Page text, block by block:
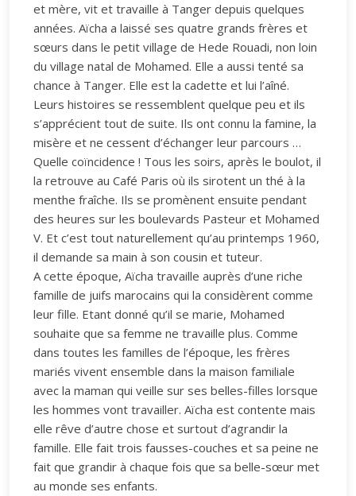
et mère, vit et travaille à Tanger depuis quelques
années. Aïcha a laissé ses quatre grands frères et
sœurs dans le petit village de Hede Rouadi, non loin
du village natal de Mohamed. Elle a aussi tenté sa
chance à Tanger. Elle est la cadette et lui l’aîné.
Leurs histoires se ressemblent quelque peu et ils
s’apprécient tout de suite. Ils ont connu la famine, la
misère et ne cessent d’échanger leur parcours …
Quelle coïncidence ! Tous les soirs, après le boulot, il
la retrouve au Café Paris où ils sirotent un thé à la
menthe fraîche. Ils se promènent ensuite pendant
des heures sur les boulevards Pasteur et Mohamed
V. Et c’est tout naturellement qu’au printemps 1960,
il demande sa main à son cousin et tuteur.
A cette époque, Aïcha travaille auprès d’une riche
famille de juifs marocains qui la considèrent comme
leur fille. Etant donné qu’il se marie, Mohamed
souhaite que sa femme ne travaille plus. Comme
dans toutes les familles de l’époque, les frères
mariés vivent ensemble dans la maison familiale
avec la maman qui veille sur ses belles-filles lorsque
les hommes vont travailler. Aïcha est contente mais
elle rêve d’autre chose et surtout d’agrandir la
famille. Elle fait trois fausses-couches et sa peine ne
fait que grandir à chaque fois que sa belle-sœur met
au monde ses enfants.